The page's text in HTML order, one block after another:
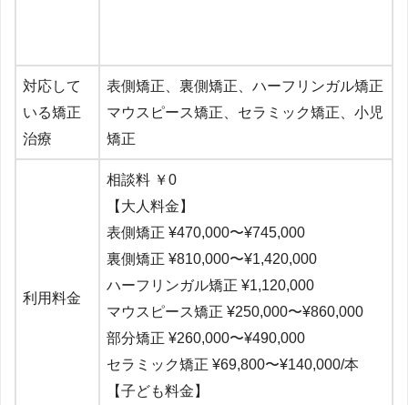
対応して
いる矯正
治療
表側矯正、裏側矯正、 ハーフリンガル矯正
マウスピース矯正、セラミック矯正、小児
矯正
利用料金
相談料 ￥0
【大人料金】
表側矯正 ¥470,000〜¥745,000
裏側矯正 ¥810,000〜¥1,420,000
ハーフリンガル矯正 ¥1,120,000
マウスピース矯正 ¥250,000〜¥860,000
部分矯正 ¥260,000〜¥490,000
セラミック矯正 ¥69,800〜¥140,000/本
【子ども料金】